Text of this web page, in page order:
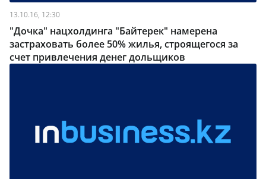
13.10.16, 12:30
"Дочка" нацхолдинга "Байтерек" намерена
застраховать более 50% жилья, строящегося за
счет привлечения денег дольщиков